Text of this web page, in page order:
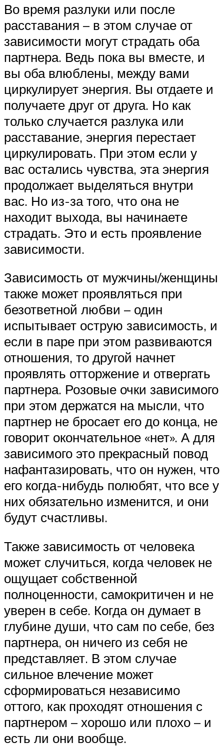
Во время разлуки или после
расставания – в этом случае от
зависимости могут страдать оба
партнера. Ведь пока вы вместе, и
вы оба влюблены, между вами
циркулирует энергия. Вы отдаете и
получаете друг от друга. Но как
только случается разлука или
расставание, энергия перестает
циркулировать. При этом если у
вас остались чувства, эта энергия
продолжает выделяться внутри
вас. Но из-за того, что она не
находит выхода, вы начинаете
страдать. Это и есть проявление
зависимости.
Зависимость от мужчины/женщины
также может проявляться при
безответной любви – один
испытывает острую зависимость, и
если в паре при этом развиваются
отношения, то другой начнет
проявлять отторжение и отвергать
партнера. Розовые очки зависимого
при этом держатся на мысли, что
партнер не бросает его до конца, не
говорит окончательное «нет». А для
зависимого это прекрасный повод
нафантазировать, что он нужен, что
его когда-нибудь полюбят, что все у
них обязательно изменится, и они
будут счастливы.
Также зависимость от человека
может случиться, когда человек не
ощущает собственной
полноценности, самокритичен и не
уверен в себе. Когда он думает в
глубине души, что сам по себе, без
партнера, он ничего из себя не
представляет. В этом случае
сильное влечение может
сформироваться независимо
оттого, как проходят отношения с
партнером – хорошо или плохо – и
есть ли они вообще.